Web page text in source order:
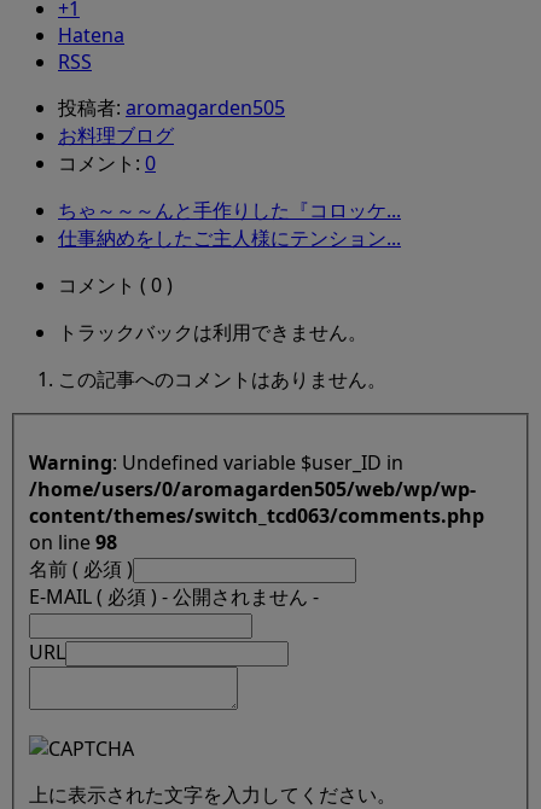
+1
Hatena
RSS
投稿者: aromagarden505
お料理ブログ
コメント: 0
ちゃ～～～んと手作りした『コロッケ...
仕事納めをしたご主人様にテンション...
コメント ( 0 )
トラックバックは利用できません。
この記事へのコメントはありません。
Warning : Undefined variable $user_ID in
/home/users/0/aromagarden505/web/wp/wp-
content/themes/switch_tcd063/comments.php
on line98
名前 ( 必須 )
E-MAIL ( 必須 ) - 公開されません -
URL
上に表示された文字を入力してください。